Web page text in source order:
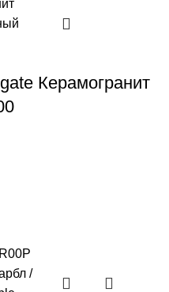
Керамогранит